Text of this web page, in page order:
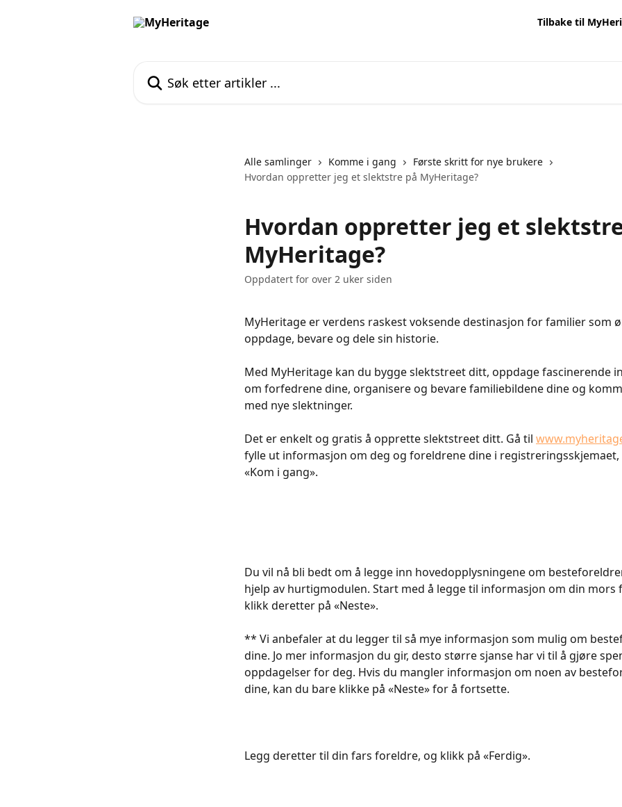
Tilbake til
Alle samlinger Komme i gang
Første skritt for nye brukere
Hvordan oppretter jeg et slektstre på MyHeritage?
Hvordan oppretter jeg et
MyHeritage?
Oppdatert for over 2 uker siden
MyHeritage er verdens raskest voksende destinasjon for familier som
oppdage, bevare og dele sin historie.
Med MyHeritage kan du bygge slektstreet ditt, oppdage fascinerende
om forfedrene dine, organisere og bevare familiebildene dine og
med nye slektninger.
Det er enkelt og gratis å opprette slektstreet ditt. Gå til
fylle ut informasjon om deg og foreldrene dine i registreringsskjemaet,
«Kom i gang».
Du vil nå bli bedt om å legge inn hovedopplysningene om
hjelp av hurtigmodulen. Start med å legge til informasjon om din mors
klikk deretter på «Neste».
** Vi anbefaler at du legger til så mye informasjon som mulig om
dine. Jo mer informasjon du gir, desto større sjanse har vi til å gjøre
oppdagelser for deg. Hvis du mangler informasjon om noen av
dine, kan du bare klikke på «Neste» for å fortsette.
Legg deretter til din fars foreldre, og klikk på «Ferdig».